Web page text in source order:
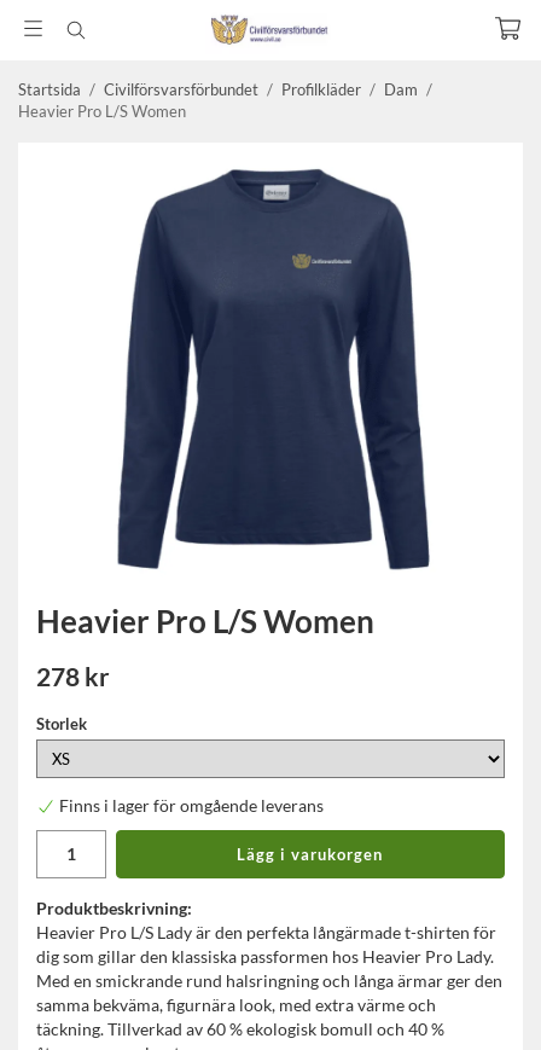
Startsida / Civilförsvarsförbundet / Profilkläder / Dam /
Heavier Pro L/S Women
Heavier Pro L/S Women
278 kr
Storlek
Finns i lager för omgående leverans
Lägg i varukorgen
Produktbeskrivning:
Heavier Pro L/S Lady är den perfekta långärmade t-shirten för
dig som gillar den klassiska passformen hos Heavier Pro Lady.
Med en smickrande rund halsringning och långa ärmar ger den
samma bekväma, figurnära look, med extra värme och
täckning. Tillverkad av 60 % ekologisk bomull och 40 %